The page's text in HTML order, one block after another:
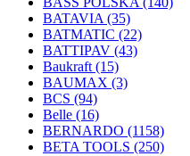
BATAVIA (35)
BATMATIC (22)
BATTIPAV (43)
Baukraft (15)
BAUMAX (3)
BCS (94)
Belle (16)
BERNARDO (1158)
BETA TOOLS (250)